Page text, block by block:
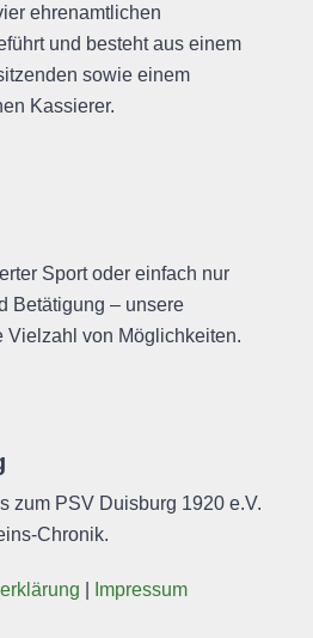
ehrenamtlichen
und besteht aus einem
sowie einem
Kassierer.
Sport oder einfach nur
Betätigung – unsere
Vielzahl von Möglichkeiten.
zum PSV Duisburg 1920 e.V.
Chronik.
Impres­sum